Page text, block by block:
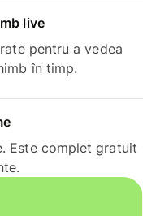
live
pentru a vedea
în timp.
Este complet gratuit